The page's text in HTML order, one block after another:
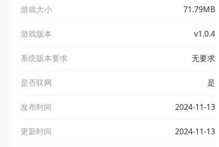
游戏大小 71.79MB
游戏版本 v1.0.4
系统版本要求 无要求
是否联网 是
发布时间 2024-11-13
更新时间 2024-11-13